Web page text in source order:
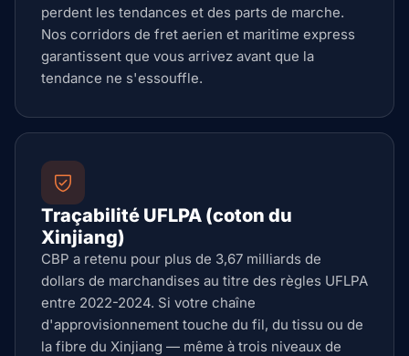
perdent les tendances et des parts de marche.
Nos corridors de fret aerien et maritime express
garantissent que vous arrivez avant que la
tendance ne s'essouffle.
Traçabilité UFLPA (coton du
Xinjiang)
CBP a retenu pour plus de 3,67 milliards de
dollars de marchandises au titre des règles UFLPA
entre 2022-2024. Si votre chaîne
d'approvisionnement touche du fil, du tissu ou de
la fibre du Xinjiang — même à trois niveaux de